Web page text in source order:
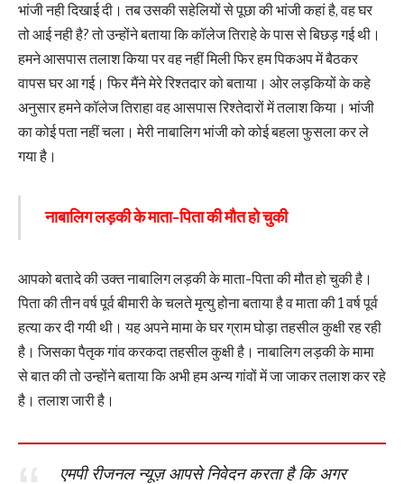
भांजी नही दिखाई दी। तब उसकी सहेलियों से पूछा की भांजी कहां है, वह घर
तो आई नही है? तो उन्होंने बताया कि कॉलेज तिराहे के पास से बिछड़ गई थी।
हमने आसपास तलाश किया पर वह नहीं मिली फिर हम पिकअप में बैठकर
वापस घर आ गई। फिर मैंने मेरे रिश्तदार को बताया। ओर लड़कियों के कहे
अनुसार हमने कॉलेज तिराहा वह आसपास रिश्तेदारों में तलाश किया। भांजी
का कोई पता नहीं चला। मेरी नाबालिग भांजी को कोई बहला फुसला कर ले
गया है।
नाबालिग लड़की के माता-पिता की मौत हो चुकी
आपको बतादे की उक्त नाबालिग लड़की के माता-पिता की मौत हो चुकी है।
पिता की तीन वर्ष पूर्व बीमारी के चलते मृत्यु होना बताया है व माता की 1 वर्ष पूर्व
हत्या कर दी गयी थी। यह अपने मामा के घर ग्राम घोड़ा तहसील कुक्षी रह रही
है। जिसका पैतृक गांव करकदा तहसील कुक्षी है। नाबालिग लड़की के मामा
से बात की तो उन्होंने बताया कि अभी हम अन्य गांवों में जा जाकर तलाश कर रहे
है। तलाश जारी है।
एमपी रीजनल न्यूज़ आपसे निवेदन करता है कि अगर